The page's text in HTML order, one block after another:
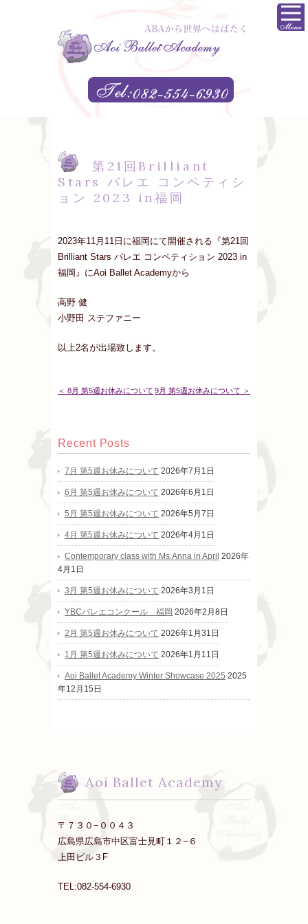
第21回Brilliant
Stars バレエ コンペティシ
ョン 2023 in福岡
2023年11月11日に福岡にて開催される『第21回
Brilliant Stars バレエ コンペティション 2023 in
福岡』にAoi Ballet Academyから
高野 健
小野田 ステファニー
以上2名が出場致します。
＜ 8月 第5週お休みについて 9月 第5週お休みについて ＞
Recent Posts
7月 第5週お休みについて 2026年7月1日
6月 第5週お休みについて 2026年6月1日
5月 第5週お休みについて 2026年5月7日
4月 第5週お休みについて 2026年4月1日
Contemporary class with Ms.Anna in April 2026年
4月1日
3月 第5週お休みについて 2026年3月1日
YBCバレエコンクール 福岡 2026年2月8日
2月 第5週お休みについて 2026年1月31日
1月 第5週お休みについて 2026年1月11日
Aoi Ballet Academy Winter Showcase 2025 2025
年12月15日
Aoi Ballet Academy
〒７３０−００４３
広島県広島市中区富士見町１２−６
上田ビル３F
TEL:082-554-6930